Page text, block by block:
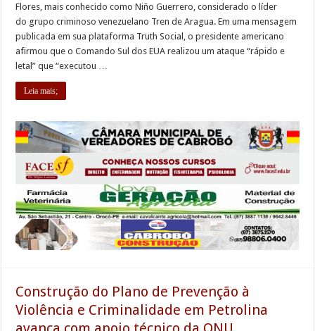
Flores, mais conhecido como Niño Guerrero, considerado o líder
do grupo criminoso venezuelano Tren de Aragua. Em uma mensagem
publicada em sua plataforma Truth Social, o presidente americano
afirmou que o Comando Sul dos EUA realizou um ataque “rápido e
letal” que “executou …
Leia mais;
Construção do Plano de Prevenção à
Violência e Criminalidade em Petrolina